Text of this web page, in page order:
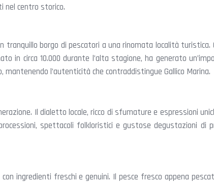
nel centro storico.
borgo di pescatori a una rinomata località
circa 10.000 durante l’alta stagione, ha generato
l’autenticità che contraddistingue Gallico Marina.
Il dialetto locale, ricco di sfumature e espressioni
spettacoli folkloristici e gustose degustazioni di
ingredienti freschi e genuini. Il pesce fresco appena